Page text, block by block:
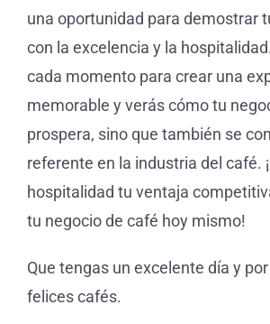
una oportunidad para demostrar
con la excelencia y la
cada momento para crear una
memorable y verás cómo tu
prospera, sino que también se
referente en la industria del café.
hospitalidad tu ventaja
tu negocio de café hoy mismo!
Que tengas un excelente día y
felices cafés.